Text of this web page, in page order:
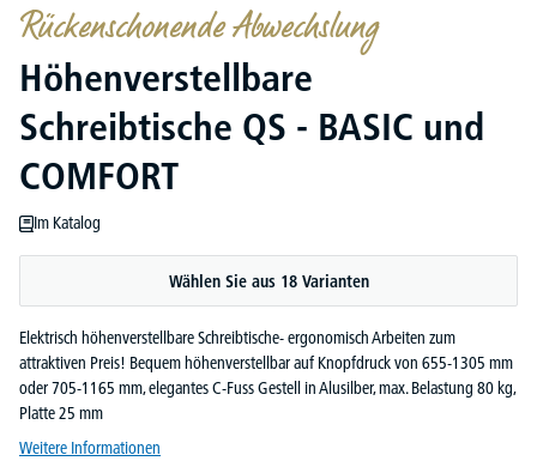
Rückenschonende Abwechslung
Höhenverstellbare
Schreibtische QS - BASIC und
COMFORT
Im Katalog
Wählen Sie aus 18 Varianten
Elektrisch höhenverstellbare Schreibtische- ergonomisch Arbeiten zum
attraktiven Preis! Bequem höhenverstellbar auf Knopfdruck von 655-1305 mm
oder 705-1165 mm, elegantes C-Fuss Gestell in Alusilber, max. Belastung 80 kg,
Platte 25 mm
Weitere Informationen